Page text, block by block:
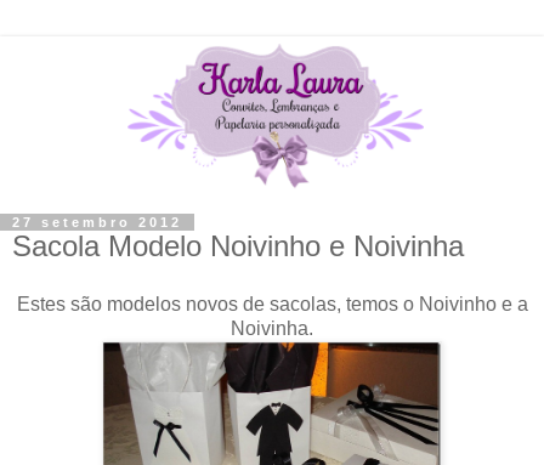
27 setembro 2012
Sacola Modelo Noivinho e Noivinha
Estes são modelos novos de sacolas, temos o Noivinho e a
Noivinha.